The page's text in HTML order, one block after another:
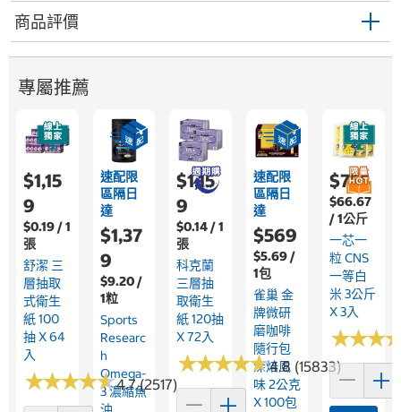
商品評價
專屬推薦
$1,15
9
$0.19 / 1
張
舒潔 三
層抽取
式衛生
紙 100
抽 X 64
入
★★★★★
★★★★★4.7 (2517)
速配限
區隔日
達
$1,37
9
$9.20 /
1粒
Sports
Researc
H
Omega-
3 濃縮魚
$1,15
9
$0.14 / 1
張
科克蘭
三層抽
取衛生
紙 120抽
X 72入
★★★★★
★★★★★4.8 (15833)
速配限
區隔日
達
$569
$5.69 /
1包
雀巢 金
牌微研
磨咖啡
隨行包
深焙風
味 2公克
X 100包
$755
$66.67
/ 1公斤
一芯一
粒 CNS
一等白
米 3公斤
X 3入
★★★
★★★